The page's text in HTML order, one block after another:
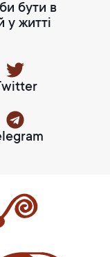
бути в
у житті